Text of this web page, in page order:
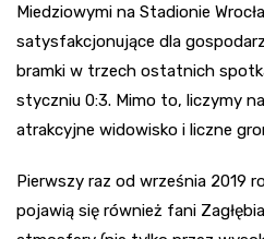
Miedziowymi na Stadionie
satysfakcjonujące dla
bramki w trzech ostatnich
styczniu 0:3. Mimo to, liczymy
atrakcyjne widowisko i liczne
Pierwszy raz od września 2019
pojawią się również fani